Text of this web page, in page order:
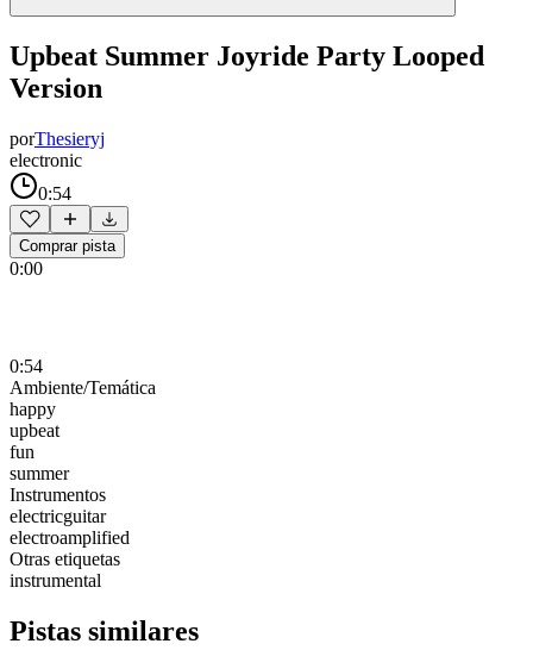
Upbeat Summer Joyride Party Looped
Version
porThesieryj
electronic
0:54
Comprar pista
0:00
0:54
Ambiente/Temática
happy
upbeat
fun
summer
Instrumentos
electricguitar
electroamplified
Otras etiquetas
instrumental
Pistas similares